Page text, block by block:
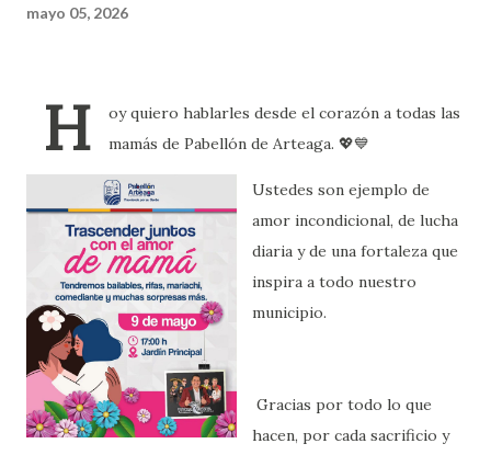
mayo 05, 2026
H
oy quiero hablarles desde el corazón a todas las
mamás de Pabellón de Arteaga. 💖💙
Ustedes son ejemplo de
amor incondicional, de lucha
diaria y de una fortaleza que
inspira a todo nuestro
municipio.
Gracias por todo lo que
hacen, por cada sacrificio y